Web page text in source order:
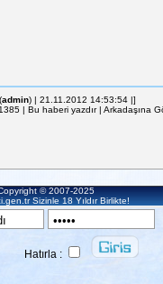
admin) | 21.11.2012 14:53:54 |]
| Bu haberi yazdır| Arkadaşına
© 2007-2025
Sizinle 18 Yıldır Birlikte!
Hatırla :